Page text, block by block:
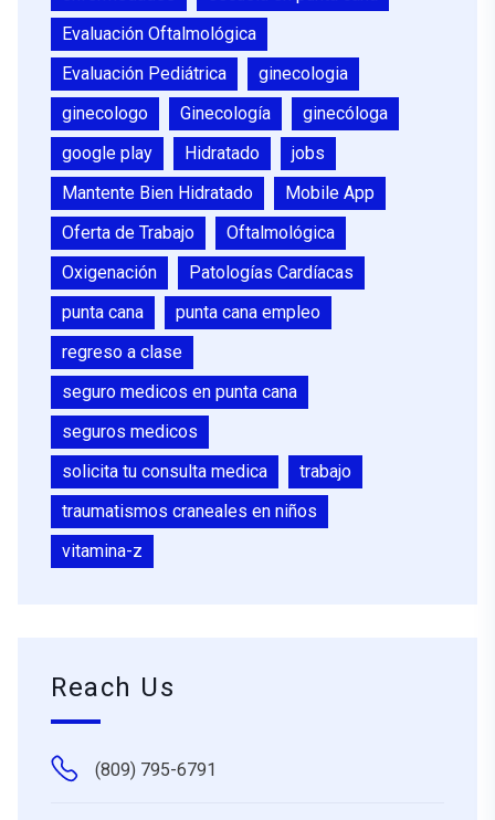
Evaluación Oftalmológica
Evaluación Pediátrica
ginecologia
ginecologo
Ginecología
ginecóloga
google play
Hidratado
jobs
Mantente Bien Hidratado
Mobile App
Oferta de Trabajo
Oftalmológica
Oxigenación
Patologías Cardíacas
punta cana
punta cana empleo
regreso a clase
seguro medicos en punta cana
seguros medicos
solicita tu consulta medica
trabajo
traumatismos craneales en niños
vitamina-z
Reach Us
(809) 795-6791